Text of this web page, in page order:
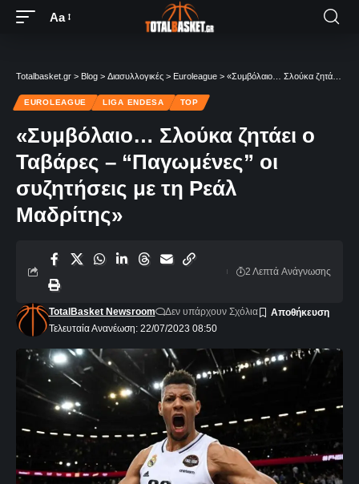
Aa
Totalbasket.gr > Blog > Διασυλλογικές > Euroleague > «Συμβόλαιο… Σλούκα ζητάει ο Ταβάρες – “Παγωμένες” οι συζητήσεις με τη Ρεάλ Μαδρίτης»
EUROLEAGUE LIGA ENDESA TOP
«Συμβόλαιο… Σλούκα ζητάει ο
Ταβάρες – “Παγωμένες” οι
συζητήσεις με τη Ρεάλ
Μαδρίτης»
Τελευταία Ανανέωση: 22/07/2023 08:50
TotalBasket Newsroom Δεν υπάρχουν Σχόλια
2 Λεπτά Aνάγνωσης